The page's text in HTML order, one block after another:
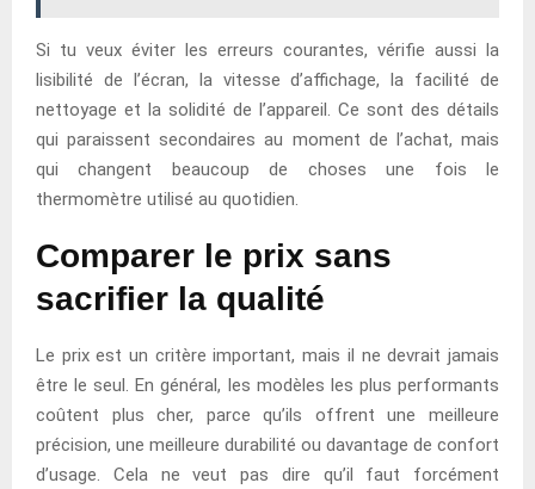
Si tu veux éviter les erreurs courantes, vérifie aussi la
lisibilité de l’écran, la vitesse d’affichage, la facilité de
nettoyage et la solidité de l’appareil. Ce sont des détails
qui paraissent secondaires au moment de l’achat, mais
qui changent beaucoup de choses une fois le
thermomètre utilisé au quotidien.
Comparer le prix sans
sacrifier la qualité
Le prix est un critère important, mais il ne devrait jamais
être le seul. En général, les modèles les plus performants
coûtent plus cher, parce qu’ils offrent une meilleure
précision, une meilleure durabilité ou davantage de confort
d’usage. Cela ne veut pas dire qu’il faut forcément